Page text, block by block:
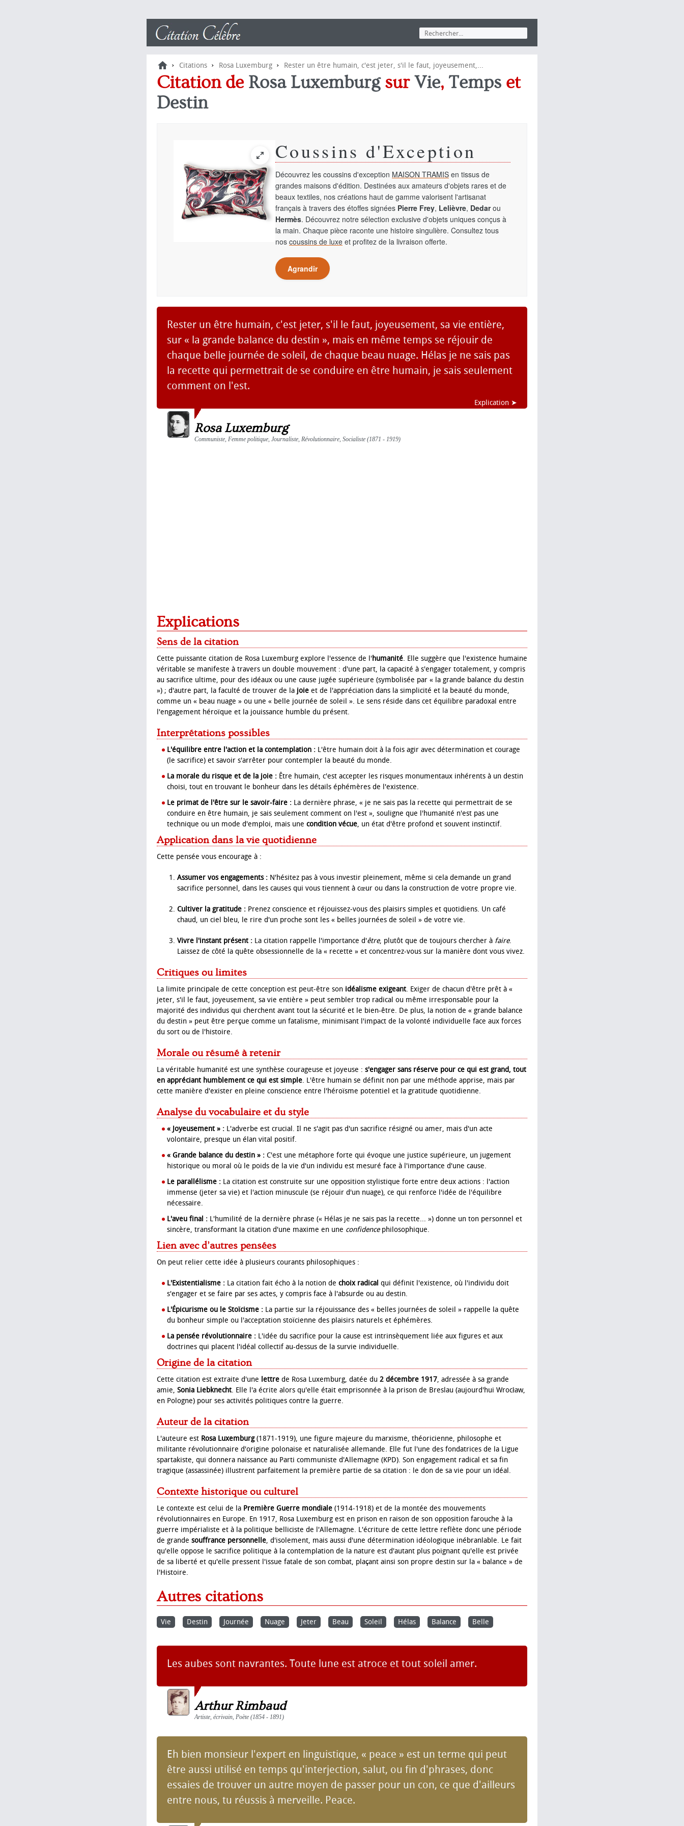
› Citations › Rosa Luxemburg › Rester un être humain, c'est jeter, s'il le faut, joyeusement,...
Citation de Rosa Luxemburgsur Vie, Temps et
Destin
Coussins d'Exception
Découvrez les coussins d'exception MAISON TRAMIS en tissus de
grandes maisons d'édition. Destinées aux amateurs d'objets rares et de
beaux textiles, nos créations haut de gamme valorisent l'artisanat
français à travers des étoffes signées Pierre Frey, Lelièvre, Dedarou
Hermès. Découvrez notre sélection exclusive d'objets uniques conçus à
la main. Chaque pièce raconte une histoire singulière. Consultez tous
nos coussins de luxe et profitez de la livraison offerte.
Agrandir
Rester un être humain, c'est jeter, s'il le faut, joyeusement, sa vie entière,
sur « la grande balance du destin », mais en même temps se réjouir de
chaque belle journée de soleil, de chaque beau nuage. Hélas je ne sais pas
la recette qui permettrait de se conduire en être humain, je sais seulement
comment on l'est.
Explication ➤
Rosa Luxemburg
Communiste, Femme politique, Journaliste, Révolutionnaire, Socialiste (1871 - 1919)
Explications
Sens de la citation
Cette puissante citation de Rosa Luxemburg explore l'essence de l'humanité. Elle suggère que l'existence humaine
véritable se manifeste à travers un double mouvement : d'une part, la capacité à s'engager totalement, y compris
au sacrifice ultime, pour des idéaux ou une cause jugée supérieure (symbolisée par « la grande balance du destin
») ; d'autre part, la faculté de trouver de la joie et de l'appréciation dans la simplicité et la beauté du monde,
comme un « beau nuage » ou une « belle journée de soleil ». Le sens réside dans cet équilibre paradoxal entre
l'engagement héroïque et la jouissance humble du présent.
Interprétations possibles
L'équilibre entre l'action et la contemplation : L'être humain doit à la fois agir avec détermination et courage
(le sacrifice) et savoir s'arrêter pour contempler la beauté du monde.
La morale du risque et de la joie : Être humain, c'est accepter les risques monumentaux inhérents à un destin
choisi, tout en trouvant le bonheur dans les détails éphémères de l'existence.
Le primat de l'être sur le savoir-faire : La dernière phrase, « je ne sais pas la recette qui permettrait de se
conduire en être humain, je sais seulement comment on l'est », souligne que l'humanité n'est pas une
technique ou un mode d'emploi, mais une condition vécue, un état d'être profond et souvent instinctif.
Application dans la vie quotidienne
Cette pensée vous encourage à :
Assumer vos engagements : N'hésitez pas à vous investir pleinement, même si cela demande un grand
sacrifice personnel, dans les causes qui vous tiennent à cœur ou dans la construction de votre propre vie.
Cultiver la gratitude : Prenez conscience et réjouissez-vous des plaisirs simples et quotidiens. Un café
chaud, un ciel bleu, le rire d'un proche sont les « belles journées de soleil » de votre vie.
Vivre l'instant présent : La citation rappelle l'importance d'être, plutôt que de toujours chercher à faire.
Laissez de côté la quête obsessionnelle de la « recette » et concentrez-vous sur la manière dont vous vivez.
Critiques ou limites
La limite principale de cette conception est peut-être son idéalisme exigeant. Exiger de chacun d'être prêt à «
jeter, s'il le faut, joyeusement, sa vie entière » peut sembler trop radical ou même irresponsable pour la
majorité des individus qui cherchent avant tout la sécurité et le bien-être. De plus, la notion de « grande balance
du destin » peut être perçue comme un fatalisme, minimisant l'impact de la volonté individuelle face aux forces
du sort ou de l'histoire.
Morale ou résumé à retenir
La véritable humanité est une synthèse courageuse et joyeuse : s'engager sans réserve pour ce qui est grand, tout
en appréciant humblement ce qui est simple. L'être humain se définit non par une méthode apprise, mais par
cette manière d'exister en pleine conscience entre l'héroïsme potentiel et la gratitude quotidienne.
Analyse du vocabulaire et du style
« Joyeusement » : L'adverbe est crucial. Il ne s'agit pas d'un sacrifice résigné ou amer, mais d'un acte
volontaire, presque un élan vital positif.
« Grande balance du destin » : C'est une métaphore forte qui évoque une justice supérieure, un jugement
historique ou moral où le poids de la vie d'un individu est mesuré face à l'importance d'une cause.
Le parallélisme : La citation est construite sur une opposition stylistique forte entre deux actions : l'action
immense (jeter sa vie) et l'action minuscule (se réjouir d'un nuage), ce qui renforce l'idée de l'équilibre
nécessaire.
L'aveu final : L'humilité de la dernière phrase (« Hélas je ne sais pas la recette... ») donne un ton personnel et
sincère, transformant la citation d'une maxime en une confidencephilosophique.
Lien avec d’autres pensées
On peut relier cette idée à plusieurs courants philosophiques :
L'Existentialisme : La citation fait écho à la notion de choix radical qui définit l'existence, où l'individu doit
s'engager et se faire par ses actes, y compris face à l'absurde ou au destin.
L'Épicurisme ou le Stoïcisme : La partie sur la réjouissance des « belles journées de soleil » rappelle la quête
du bonheur simple ou l'acceptation stoïcienne des plaisirs naturels et éphémères.
La pensée révolutionnaire : L'idée du sacrifice pour la cause est intrinsèquement liée aux figures et aux
doctrines qui placent l'idéal collectif au-dessus de la survie individuelle.
Origine de la citation
Cette citation est extraite d'une lettre de Rosa Luxemburg, datée du 2 décembre 1917, adressée à sa grande
amie, Sonia Liebknecht. Elle l'a écrite alors qu'elle était emprisonnée à la prison de Breslau (aujourd'hui Wrocław,
en Pologne) pour ses activités politiques contre la guerre.
Auteur de la citation
L'auteure est Rosa Luxemburg(1871-1919), une figure majeure du marxisme, théoricienne, philosophe et
militante révolutionnaire d'origine polonaise et naturalisée allemande. Elle fut l'une des fondatrices de la Ligue
spartakiste, qui donnera naissance au Parti communiste d'Allemagne (KPD). Son engagement radical et sa fin
tragique (assassinée) illustrent parfaitement la première partie de sa citation : le don de sa vie pour un idéal.
Contexte historique ou culturel
Le contexte est celui de la Première Guerre mondiale (1914-1918) et de la montée des mouvements
révolutionnaires en Europe. En 1917, Rosa Luxemburg est en prison en raison de son opposition farouche à la
guerre impérialiste et à la politique belliciste de l'Allemagne. L'écriture de cette lettre reflète donc une période
de grande souffrance personnelle, d'isolement, mais aussi d'une détermination idéologique inébranlable. Le fait
qu'elle oppose le sacrifice politique à la contemplation de la nature est d'autant plus poignant qu'elle est privée
de sa liberté et qu'elle pressent l'issue fatale de son combat, plaçant ainsi son propre destin sur la « balance » de
l'Histoire.
Autres citations
Vie Destin Journée Nuage Jeter Beau Soleil Hélas Balance Belle
Les aubes sont navrantes. Toute lune est atroce et tout soleil amer.
Arthur Rimbaud
Artiste, écrivain, Poète (1854 - 1891)
Eh bien monsieur l'expert en linguistique, « peace » est un terme qui peut
être aussi utilisé en temps qu'interjection, salut, ou fin d'phrases, donc
essaies de trouver un autre moyen de passer pour un con, ce que d'ailleurs
entre nous, tu réussis à merveille. Peace.